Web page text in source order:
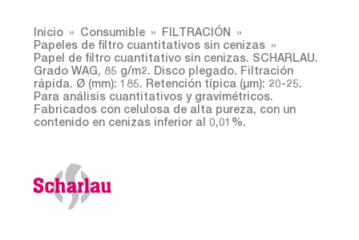
Inicio Consumible
FILTRACIÓN
Papeles de filtro cuantitativos sin cenizas
Papel de filtro cuantitativo sin cenizas. SCHARLAU.
Grado WAG, 85 g/m2. Disco plegado. Filtración
rápida. Ø (mm): 185. Retención típica (µm): 20-25.
Para análisis cuantitativos y gravimétricos.
Fabricados con celulosa de alta pureza, con un
contenido en cenizas inferior al 0,01%.